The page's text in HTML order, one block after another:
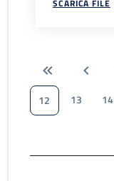
SCARICA FILE
12
13 14